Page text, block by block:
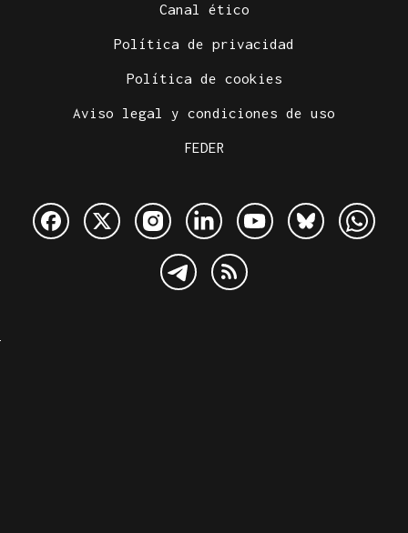
Canal ético
Política de privacidad
Política de cookies
Aviso legal y condiciones de uso
FEDER